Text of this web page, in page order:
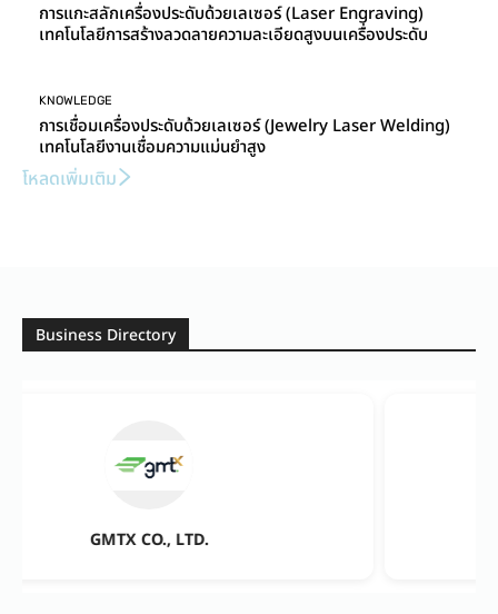
การแกะสลักเครื่องประดับด้วยเลเซอร์ (Laser Engraving)
เทคโนโลยีการสร้างลวดลายความละเอียดสูงบนเครื่องประดับ
KNOWLEDGE
การเชื่อมเครื่องประดับด้วยเลเซอร์ (Jewelry Laser Welding)
เทคโนโลยีงานเชื่อมความแม่นยำสูง
โหลดเพิ่มเติม
Business Directory
GMTX CO., LTD.